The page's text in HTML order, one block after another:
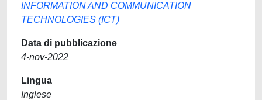
INFORMATION AND COMMUNICATION
TECHNOLOGIES (ICT)
Data di pubblicazione
4-nov-2022
Lingua
Inglese